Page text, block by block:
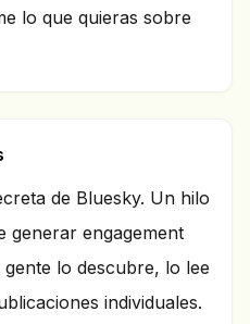
lo que quieras sobre
de Bluesky. Un hilo
generar engagement
lo descubre, lo lee
individuales.